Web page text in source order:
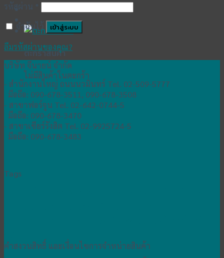
ตะกร้าสินค้า
ไม่มีสินค้าในตะกร้า
รหัสผ่าน *
จำฉันไว้
เข้าสู่ระบบ
ลืมรหัสผ่านของคุณ?
บริษัท จีนายน์ จำกัด
- สำนักงานใหญ่ ถนนนวมินทร์ Tel. 02-509-5777
มือถือ: 090-678-3511, 090-678-3508
- สาขาฟอร์จูน Tel. 02-642-0744-5
มือถือ: 090-678-3470
- สาขาเซียร์รังสิต Tel. 02-9925724-5
มือถือ: 090-678-3483
Tags
คำสงวนสิทธิ์ และเงื่อนไขการจำหน่ายสินค้า